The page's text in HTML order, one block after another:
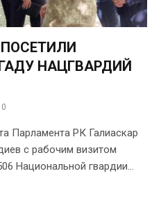
НАЦГВАРДИЙ
0
Парламента РК Галиаскар
с рабочим визитом
Национальной гвардии…